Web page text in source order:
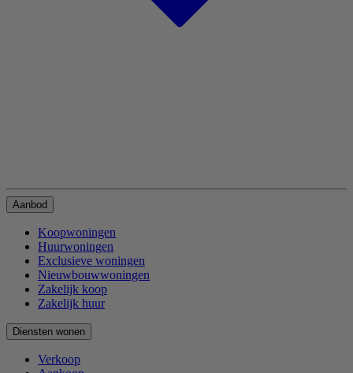
Aanbod
Koopwoningen
Huurwoningen
Exclusieve woningen
Nieuwbouwwoningen
Zakelijk koop
Zakelijk huur
Diensten wonen
Verkoop